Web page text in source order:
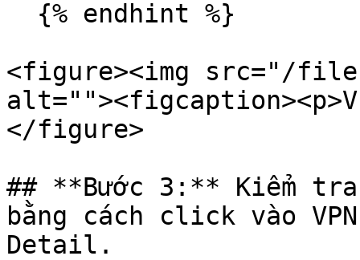
<figure><img src="/
</figure>
## **Bước 3:** Kiểm
bằng cách click vào
Detail.